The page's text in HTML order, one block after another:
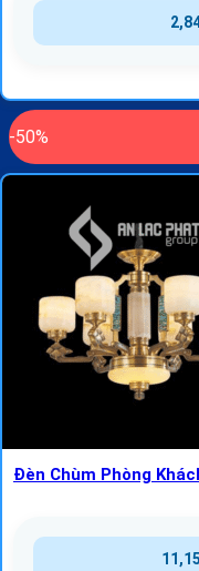
-50%
Đèn Chùm Phòng